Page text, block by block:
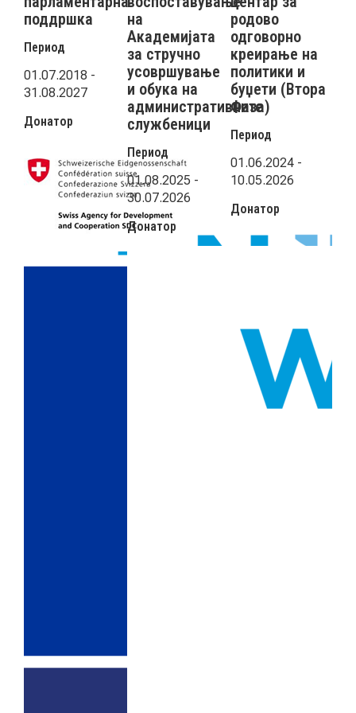
поддршка
Период
01.07.2018 -
31.08.2027
Донатор
на
Академијата
за стручно
усовршување
и обука на
административните
службеници
Период
01.08.2025 -
30.07.2026
Донатор
родово
одговорно
креирање на
политики и
буџети (Втора
Фаза)
Период
01.06.2024 -
10.05.2026
Донатор